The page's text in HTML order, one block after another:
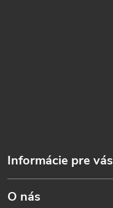
Informácie pre vás
O nás